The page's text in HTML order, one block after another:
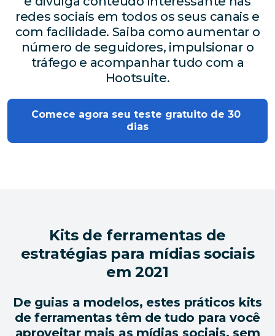
redes sociais em todos os seus canais e
com facilidade. Saiba como aumentar o
número de seguidores, impulsionar o
tráfego e acompanhar tudo com a
Hootsuite.
Comece agora seu teste gratuito de 30
dias
Kits de ferramentas de
estratégias para mídias sociais
em 2021
De guias a modelos, estes práticos kits
de ferramentas têm de tudo para você
aproveitar mais as mídias sociais, sem